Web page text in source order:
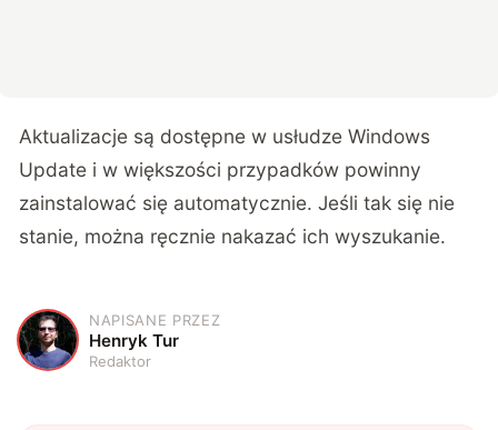
Aktualizacje są dostępne w usłudze Windows
Update i w większości przypadków powinny
zainstalować się automatycznie. Jeśli tak się nie
stanie, można ręcznie nakazać ich wyszukanie.
H
NAPISANE PRZEZ
Henryk Tur
Redaktor